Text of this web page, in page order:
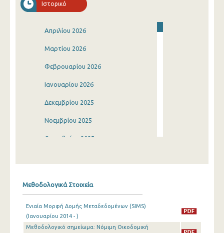
Ιστορικό
Απριλίου 2026
Μαρτίου 2026
Φεβρουαρίου 2026
Ιανουαρίου 2026
Δεκεμβρίου 2025
Νοεμβρίου 2025
Οκτωβρίου 2025
Ιουνίου 2025
Μαΐου 2025
Μεθοδολογικά Στοιχεία
Ενιαία Μορφή Δομής Μεταδεδομένων (SIMS)
(Ιανουαρίου 2014 - )
Μεθοδολογικό σημείωμα: Νόμιμη Οικοδομική